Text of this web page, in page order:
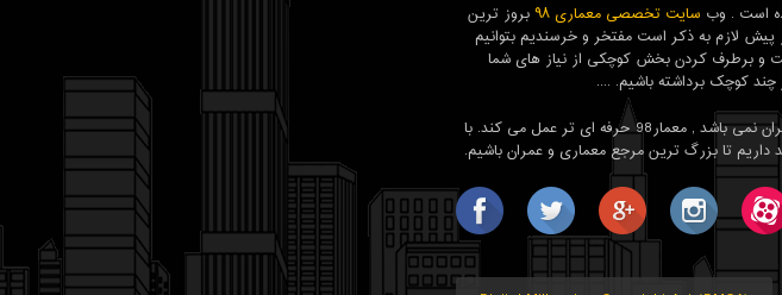
است . وب سایت تخصصی معماری ۹۸
بروز ترین
پیش لازم به ذکر است مفتخر و خرسندیم بتوانیم
و برطرف کردن بخش کوچکی از نیاز های شما
کوچک برداشته باشیم. ....
هدف ما فعالیت همچون سایر وب سایت های معماری و عمران نمی باشد , معمار98 حرفه ای تر عمل می کند. با